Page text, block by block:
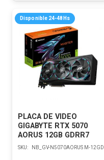
Disponible 24-48Hs
PLACA DE VIDEO
GIGABYTE RTX 5070
AORUS 12GB GDRR7
SKU: NB_GV-N5070AORUS M-12GD